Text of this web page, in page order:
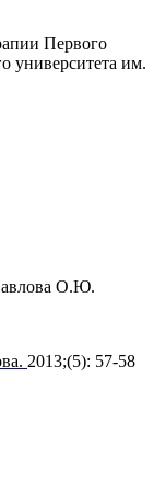
Первого
университета им.
О.Ю.
2013;(5): 57‑58